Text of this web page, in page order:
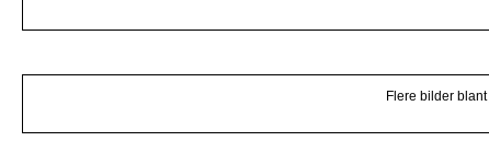
Flere bilder blant